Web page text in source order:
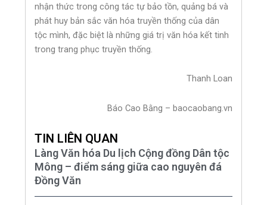
nhận thức trong công tác tự bảo tồn, quảng bá và
phát huy bản sắc văn hóa truyền thống của dân
tộc mình, đặc biệt là những giá trị văn hóa kết tinh
trong trang phục truyền thống.
Thanh Loan
Báo Cao Bằng – baocaobang.vn
TIN LIÊN QUAN
Làng Văn hóa Du lịch Cộng đồng Dân tộc
Mông – điểm sáng giữa cao nguyên đá
Đồng Văn